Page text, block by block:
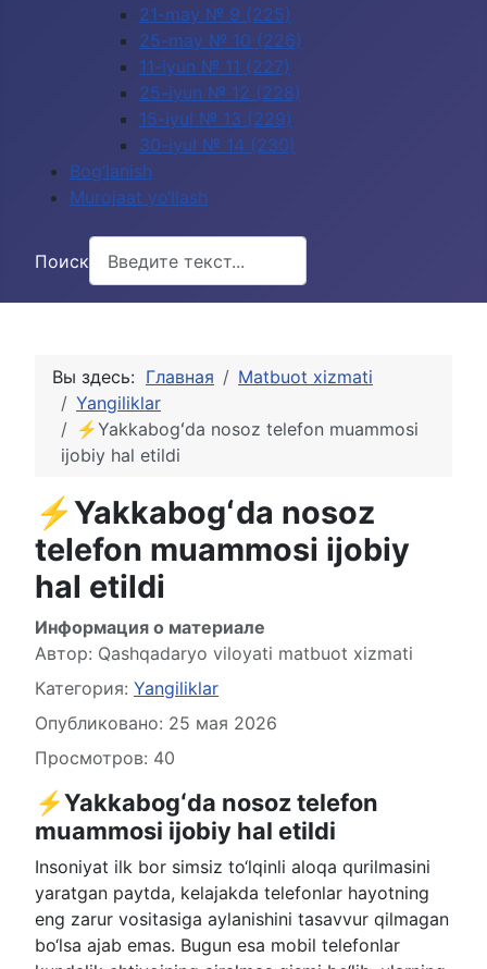
21-may № 9 (225)
25-may № 10 (226)
11-iyun № 11 (227)
25-iyun № 12 (228)
15-iyul № 13 (229)
30-iyul № 14 (230)
Bog‘lanish
Murojaat yo‘llash
Поиск
Вы здесь: Главная
Matbuot xizmati
Yangiliklar
⚡️Yakkabogʻda nosoz telefon muammosi
ijobiy hal etildi
⚡️Yakkabogʻda nosoz
telefon muammosi ijobiy
hal etildi
Информация о материале
Автор: Qashqadaryo viloyati matbuot xizmati
Категория: Yangiliklar
Опубликовано: 25 мая 2026
Просмотров: 40
⚡️Yakkabogʻda nosoz telefon
muammosi ijobiy hal etildi
Insoniyat ilk bor simsiz to‘lqinli aloqa qurilmasini
yaratgan paytda, kelajakda telefonlar hayotning
eng zarur vositasiga aylanishini tasavvur qilmagan
bo‘lsa ajab emas. Bugun esa mobil telefonlar